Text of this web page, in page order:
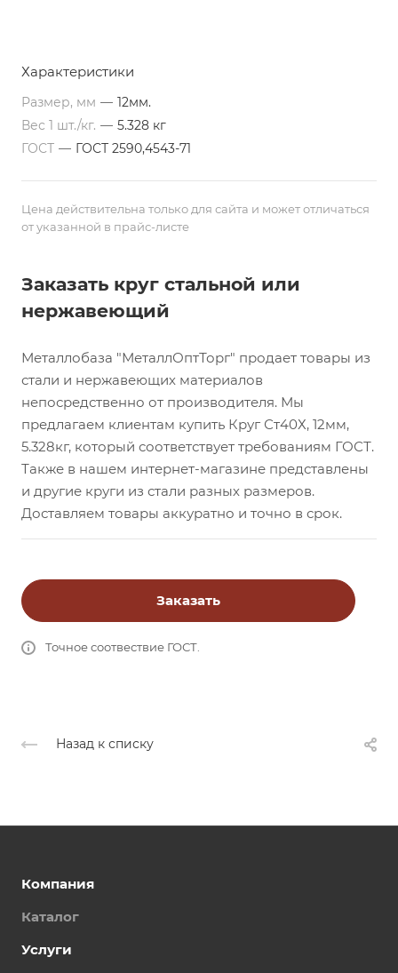
Характеристики
Размер, мм — 12мм.
Вес 1 шт./кг. — 5.328 кг
ГОСТ — ГОСТ 2590,4543-71
Цена действительна только для сайта и может отличаться
от указанной в прайс-листе
Заказать круг стальной или
нержавеющий
Металлобаза "МеталлОптТорг" продает товары из
стали и нержавеющих материалов
непосредственно от производителя. Мы
предлагаем клиентам купить Круг Ст40Х, 12мм,
5.328кг, который соответствует требованиям ГОСТ.
Также в нашем интернет-магазине представлены
и другие круги из стали разных размеров.
Доставляем товары аккуратно и точно в срок.
Заказать
Точное соотвествие ГОСТ.
Назад к списку
Компания
Каталог
Услуги